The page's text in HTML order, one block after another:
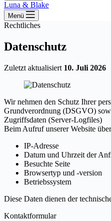
Luna & Blake
Menü
Rechtliches
Datenschutz
Zuletzt aktualisiert 10. Juli 2026
Wir nehmen den Schutz Ihrer
Grundverordnung (DSGVO)
Zugriffsdaten (Server-Logfiles)
Beim Aufruf unserer Website
IP-Adresse
Datum und Uhrzeit der
Besuchte Seite
Browsertyp und -version
Betriebssystem
Diese Daten dienen der
Kontaktformular